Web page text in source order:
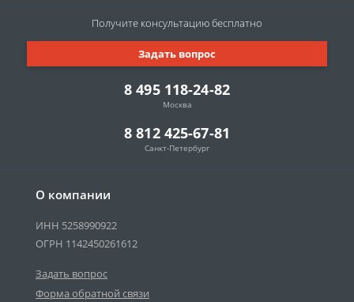
О компании
ИНН 5258990922
ОГРН 1142450261612
Задать вопрос
Форма обратной связи
8 495 118-24-82
Москва
8 812 425-67-81
Санкт-Петербург
Задать вопрос
Получите консультациюбесплатно